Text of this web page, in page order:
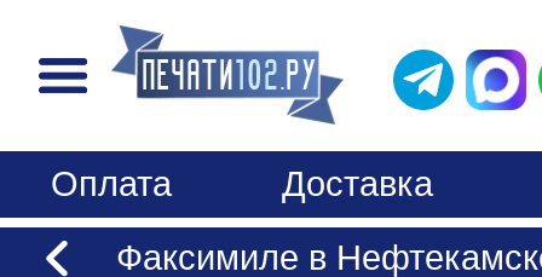
Оплата
Доставка
Факсимиле в